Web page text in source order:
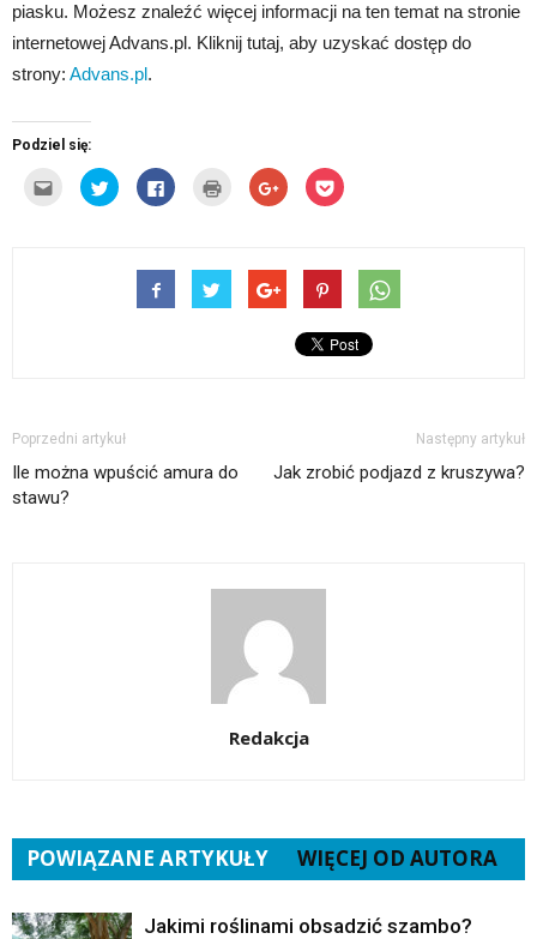
piasku. Możesz znaleźć więcej informacji na ten temat na stronie
internetowej Advans.pl. Kliknij tutaj, aby uzyskać dostęp do
strony: Advans.pl.
Podziel się:
Kliknij,
wysłać
Udostępnij
na
Twitterze(Otwiera
oknie)
Click
to
w
nowym
oknie)
Kliknij
wydrukować(Otwiera
oknie)
Click
to
share
się
nowym
oknie)
Click
to
w
nowym
oknie)
Poprzedni artykuł
Ile można wpuścić amura do
stawu?
Następny artykuł
Jak zrobić podjazd z kruszywa?
Redakcja
POWIĄZANE ARTYKUŁY WIĘCEJ OD AUTORA
Jakimi roślinami obsadzić szambo?